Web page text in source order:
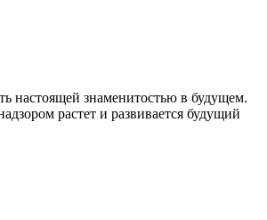
настоящей знаменитостью в будущем.
растет и развивается будущий